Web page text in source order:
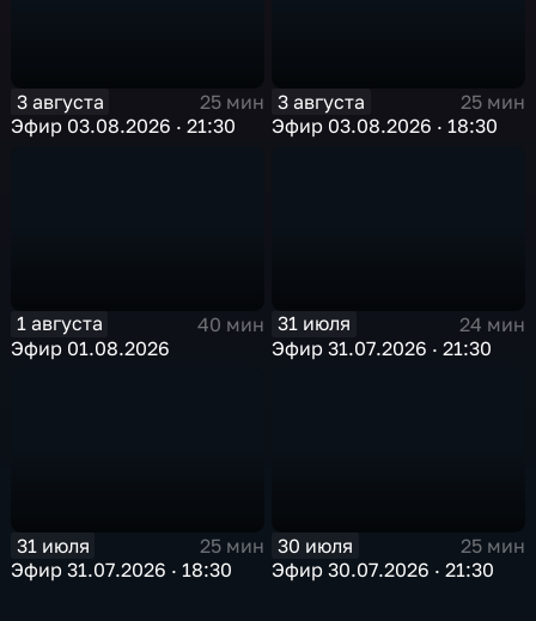
3 августа
25 мин
Эфир 03.08.2026 · 21:30
3 августа
25 мин
Эфир 03.08.2026 · 18:30
1 августа
40 мин
Эфир 01.08.2026
31 июля
24 мин
Эфир 31.07.2026 · 21:30
31 июля
25 мин
Эфир 31.07.2026 · 18:30
30 июля
25 мин
Эфир 30.07.2026 · 21:30